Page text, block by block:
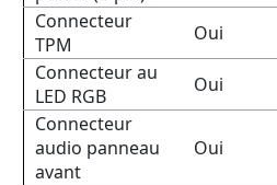
Connecteur
TPM
Oui
Connecteur au
LED RGB
Oui
Connecteur
audio panneau
avant
Oui